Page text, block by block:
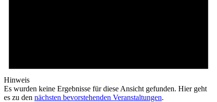
Hinweis
Es wurden keine Ergebnisse für diese Ansicht gefunden. Hier geht
es zu den nächsten bevorstehenden Veranstaltungen.